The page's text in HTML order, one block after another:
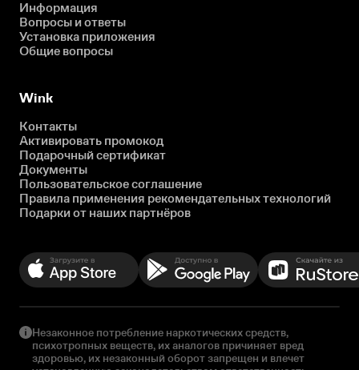
Информация
Вопросы и ответы
Установка приложения
Общие вопросы
Wink
Контакты
Активировать промокод
Подарочный сертификат
Документы
Пользовательское соглашение
Правила применения рекомендательных технологий
Подарки от наших партнёров
Незаконное потребление наркотических средств,
психотропных веществ, их аналогов причиняет вред
здоровью, их незаконный оборот запрещен и влечет